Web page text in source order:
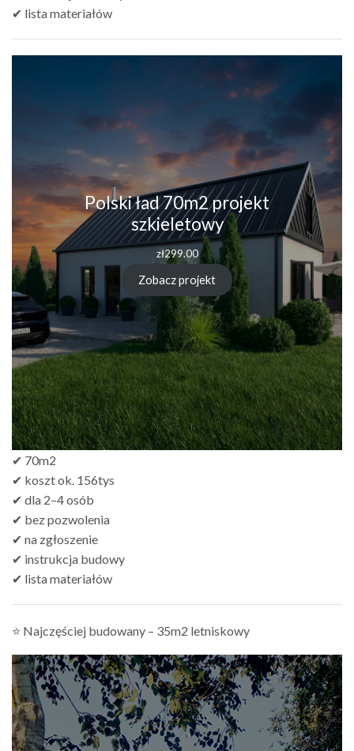
✔ lista materiałów
Polski ład 70m2 projekt
szkieletowy
zł299.00
Zobacz projekt
✔ 70m2
✔ koszt ok. 156tys
✔ dla 2–4 osób
✔ bez pozwolenia
✔ na zgłoszenie
✔ instrukcja budowy
✔ lista materiałów
⭐ Najczęściej budowany – 35m2 letniskowy